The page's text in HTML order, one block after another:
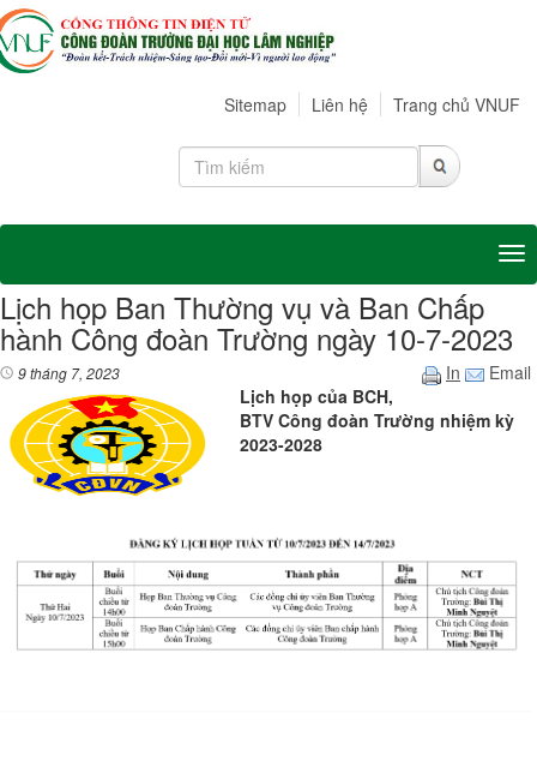
Sitemap Liên hệ Trang chủ VNUF
Lịch họp Ban Thường vụ và Ban Chấp
hành Công đoàn Trường ngày 10-7-2023
9 tháng 7, 2023 In
Email
Lịch họp của BCH,
BTV Công đoàn Trường nhiệm kỳ
2023-2028